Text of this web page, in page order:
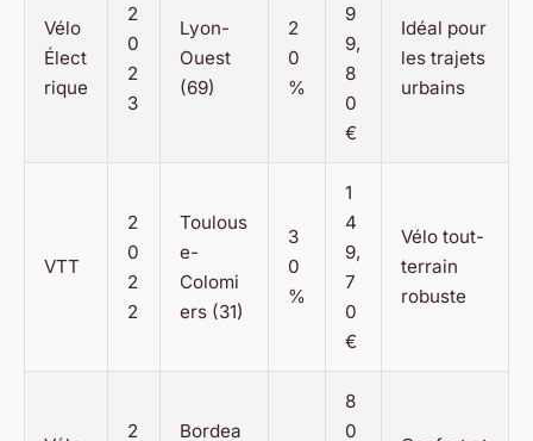
Vélo
Élect
rique
2
0
2
3
Lyon-
Ouest
(69)
2
0
%
9
9,
8
0
€
Idéal pour
les trajets
urbains
VTT
2
0
2
2
Toulous
e-
Colomi
ers (31)
3
0
%
1
4
9,
7
0
€
Vélo tout-
terrain
robuste
2
Bordea
8
0